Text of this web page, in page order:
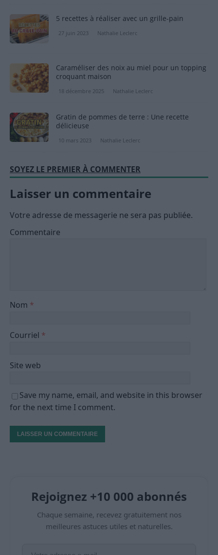
5 recettes à réaliser avec un grille-pain
27 juin 2023 Nathalie Leclerc
Caraméliser des noix au miel pour un topping
croquant maison
18 décembre 2025 Nathalie Leclerc
Gratin de pommes de terre : Une recette
délicieuse
10 mars 2023 Nathalie Leclerc
SOYEZ LE PREMIER À COMMENTER
Laisser un commentaire
Votre adresse de messagerie ne sera pas publiée.
Commentaire
Nom *
Courriel *
Site web
Save my name, email, and website in this browser
for the next time I comment.
Rejoignez +10 000 abonnés
Chaque semaine, recevez gratuitement nos
meilleures astuces utiles et naturelles.